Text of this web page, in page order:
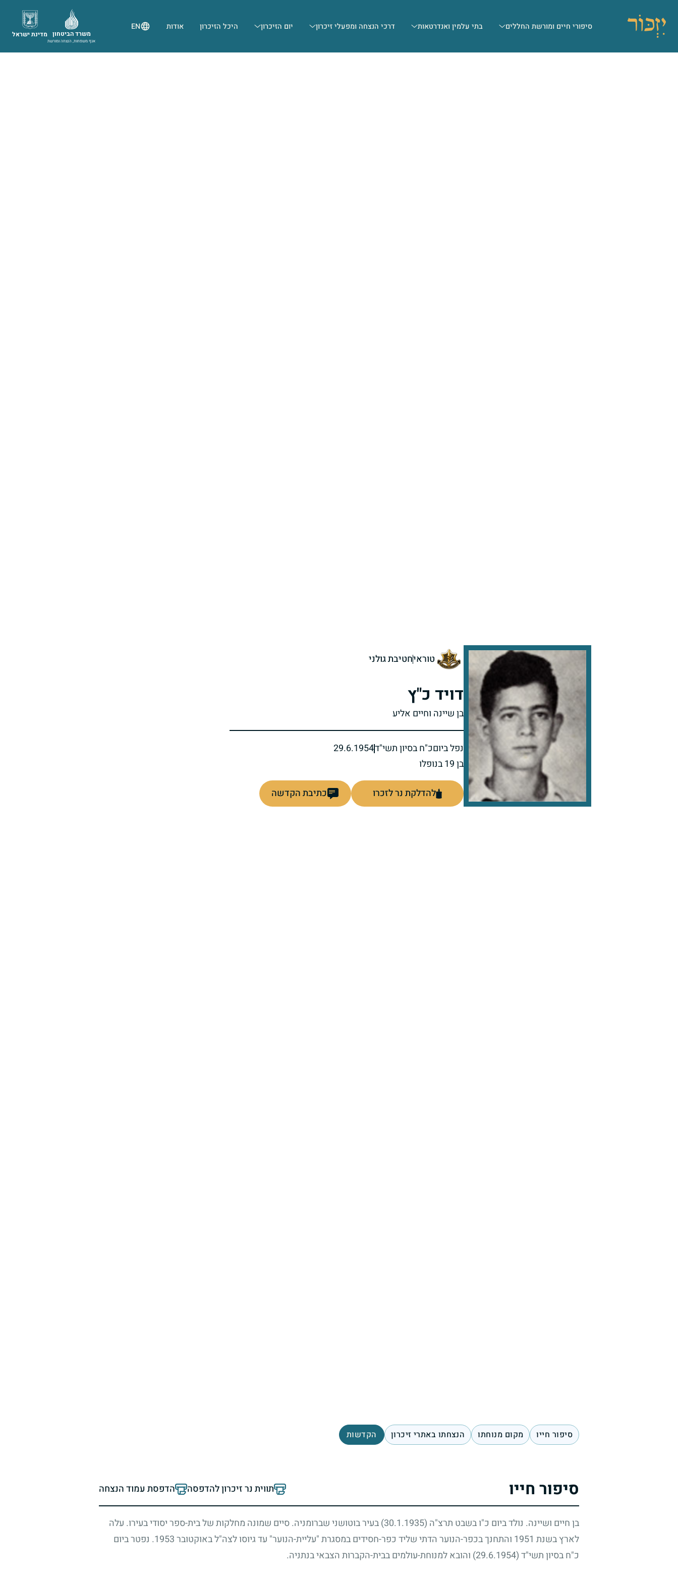
סיפורי חיים ומורשת החללים בתי עלמין ואנדרטאות דרכי הנצחה ומפעלי זיכרון יום הזיכרון היכל הזיכרון אודות EN
מדינת ישראל משרד הביטחון
אגף משפחות, הנצחה ומורשת
טוראיחטיבת גולני
דויד כ"ץ
בן שיינה וחיים אליע
נפל ביוםכ"ח בסיון תשי"ד29.6.1954
בן 19 בנופלו
להדלקת נר לזכרו כתיבת הקדשה
סיפור חייו מקום מנוחתו הנצחתו באתרי זיכרון הקדשות
סיפור חייו תווית נר זיכרון להדפסה הדפסת עמוד הנצחה
בן חיים ושיינה. נולד ביום כ"ו בשבט תרצ"ה (30.1.1935)
בעיר בוטושני שברומניה. סיים שמונה מחלקות של בית-ספר יסודי בעירו. עלה
לארץ בשנת 1951 והתחנך בכפר-הנוער הדתי שליד כפר-חסידים במסגרת "עליית-הנוער" עד גיוסו לצה"ל באוקטובר1953. נפטר ביום
כ"ח בסיון תשי"ד(29.6.1954) והובא למנוחת-עולמים בבית-הקברות הצבאי בנתניה.